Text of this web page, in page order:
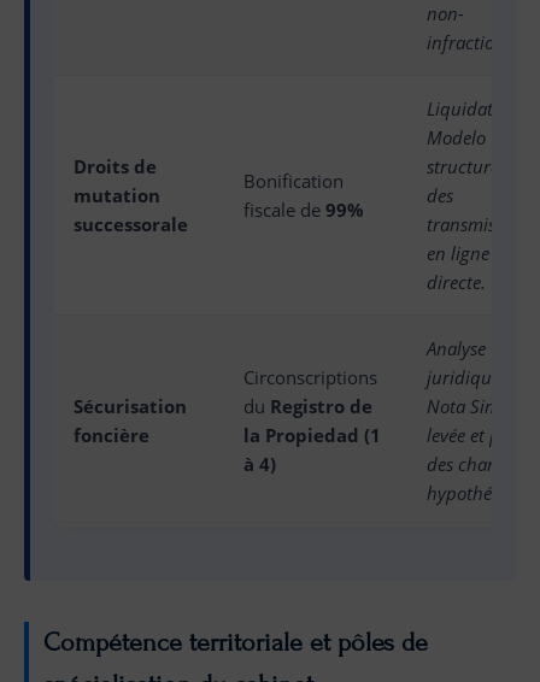
non-
infraction.
Droits de
mutation
successorale
Bonification
fiscale de 99%
Liquidation
Modelo 650 et
structuration
des
transmissions
en ligne
directe.
Sécurisation
foncière
Circonscriptions
du Registro de
la Propiedad (1
à 4)
Analyse
juridique de
Nota Simple,
levée et purge
des charges
Compétence territoriale et pôles de